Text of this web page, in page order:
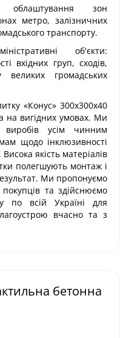
облаштування зон
метро, залізничних
транспорту.
об'єкти:
вхідних груп, сходів,
громадських
«Конус» 300х300х40
на вигідних умовах. Ми
виробів усім чинним
щодо інклюзивності
якість матеріалів
полегшують монтаж і
Ми пропонуємо
та здійснюємо
по всій Україні для
вчасно та з
бетонна